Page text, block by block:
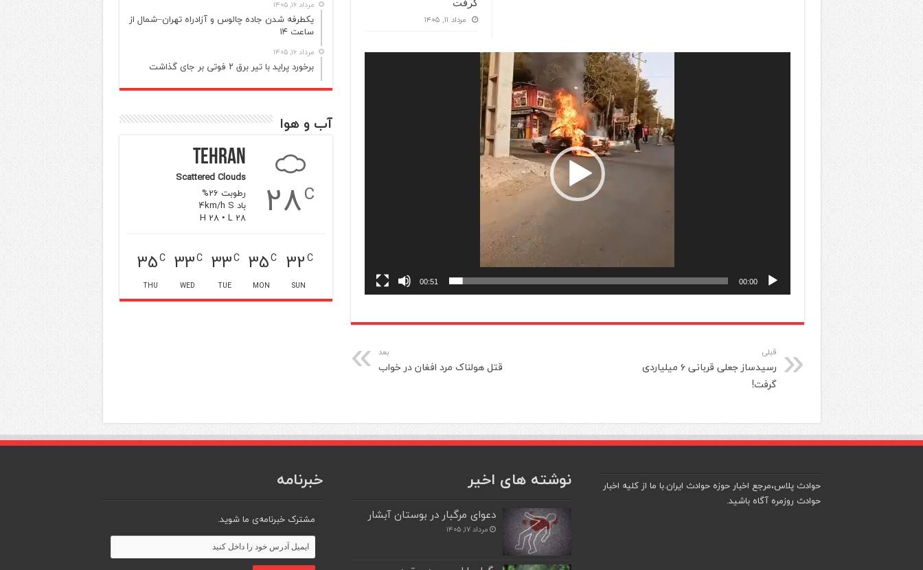
گرفت
مرداد ۱۱, ۱۴۰۵
00:00
00:51
قبلی
رسیدساز جعلی قربانی ۶ میلیاردی
گرفت!
بعد
قتل هولناک مرد افغان در خواب
مرداد ۱۶, ۱۴۰۵
یکطرفه شدن جاده چالوس و آزادراه تهران–شمال از
ساعت ۱۴
مرداد ۱۶, ۱۴۰۵
برخورد پراید با تیر برق ۲ فوتی بر جای گذاشت
آب و هوا
28C
Tehran
Scattered Clouds
رطوبت 26%
باد 4km/h S
H 28 • L 28
32C
SUN
35C
MON
33C
TUE
33C
WED
35C
THU
حوادث پلاس،مرجع اخبار حوزه حوادث ایران.با ما از کلیه اخبار
حوادث روزمره آگاه باشید.
نوشته های اخیر
دعوای مرگبار در بوستان آبشار
مرداد ۱۷, ۱۴۰۵
خبرنامه
مشترک خبرنامه‌ی ما شوید.